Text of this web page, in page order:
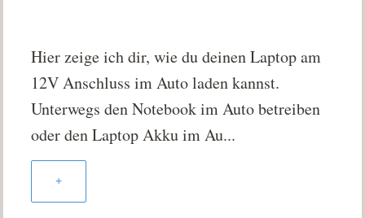
Hier zeige ich dir, wie du deinen Laptop am
12V Anschluss im Auto laden kannst.
Unterwegs den Notebook im Auto betreiben
oder den Laptop Akku im Au...
+